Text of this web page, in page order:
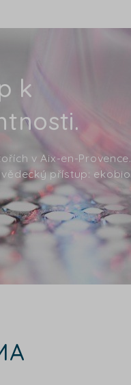
k
v Aix-en-Provence.
přístup: